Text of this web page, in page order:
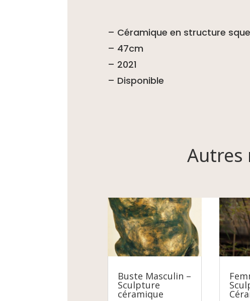
– Céramique en structure
– 47cm
– 2021
– Disponible
Autres
Buste Masculin –
Sculpture
céramique